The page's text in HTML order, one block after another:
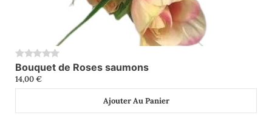
0
Bouquet de Roses saumons
14,00€
Ajouter Au Panier